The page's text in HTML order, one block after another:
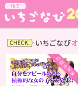
埼玉
応援金対象